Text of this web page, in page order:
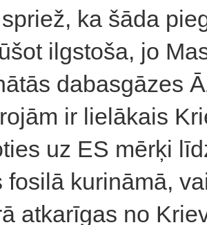
ka šāda
ilgstoša, jo
dabasgāzes
ir lielākais
uz ES mērķi
fosilā kurināmā,
atkarīgas no